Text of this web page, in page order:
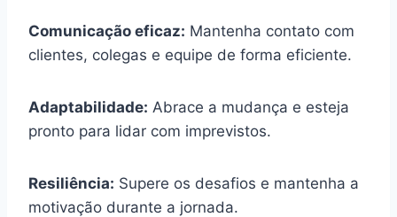
Comunicação eficaz: Mantenha contato com
clientes, colegas e equipe de forma eficiente.
Adaptabilidade: Abrace a mudança e esteja
pronto para lidar com imprevistos.
Resiliência: Supere os desafios e mantenha a
motivação durante a jornada.